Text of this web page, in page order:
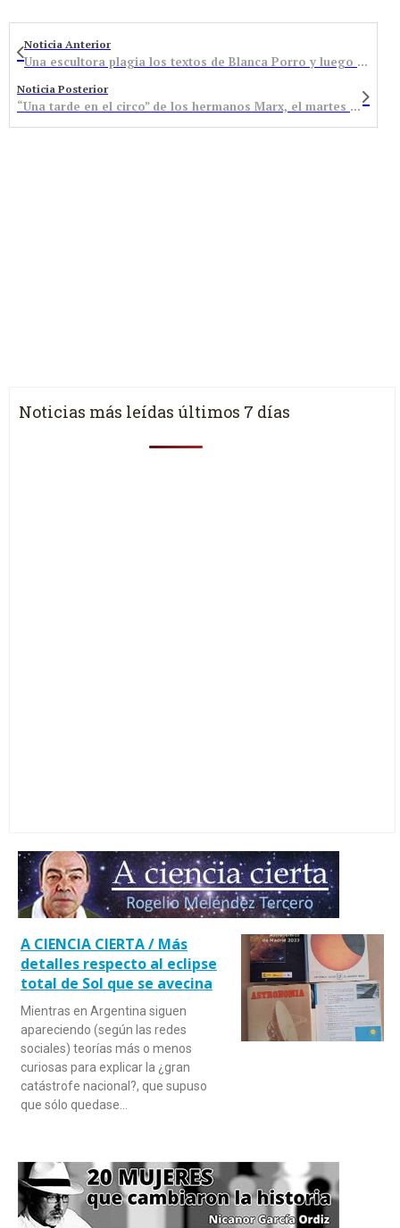
Noticia Anterior
Una escultora plagia los textos de Blanca Porro y luego expone en Bembibre
Noticia Posterior
“Una tarde en el circo” de los hermanos Marx, el martes en los Ciclos de Cine
Noticias más leídas últimos 7 días
A CIENCIA CIERTA / Más
detalles respecto al eclipse
total de Sol que se avecina
Mientras en Argentina siguen
apareciendo (según las redes
sociales) teorías más o menos
curiosas para explicar la ¿gran
catástrofe nacional?, que supuso
que sólo quedase…